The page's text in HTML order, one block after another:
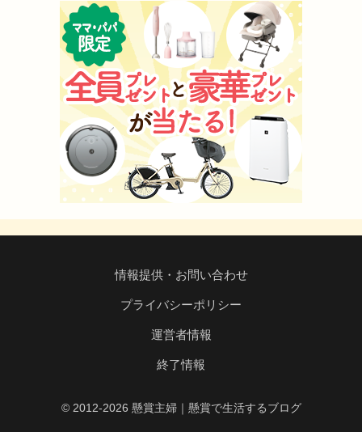
情報提供・お問い合わせ
プライバシーポリシー
運営者情報
終了情報
© 2012-2026 懸賞主婦｜懸賞で生活するブログ